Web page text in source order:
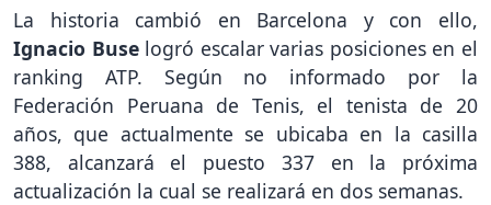
La historia cambió en Barcelona y con ello,
Ignacio Buselogró escalar varias posiciones en el
ranking ATP. Según no informado por la
Federación Peruana de Tenis, el tenista de 20
años, que actualmente se ubicaba en la casilla
388, alcanzará el puesto 337 en la próxima
actualización la cual se realizará en dos semanas.